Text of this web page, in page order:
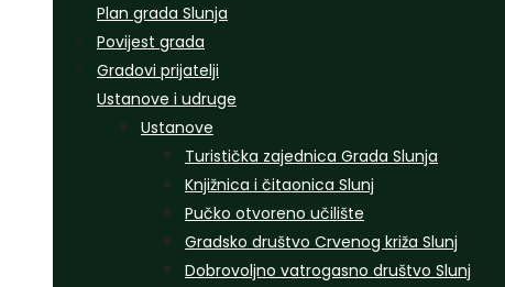
Plan grada Slunja
Povijest grada
Gradovi prijatelji
Ustanove i udruge
Ustanove
Turistička zajednica Grada Slunja
Knjižnica i čitaonica Slunj
Pučko otvoreno učilište
Gradsko društvo Crvenog križa Slunj
Dobrovoljno vatrogasno društvo Slunj